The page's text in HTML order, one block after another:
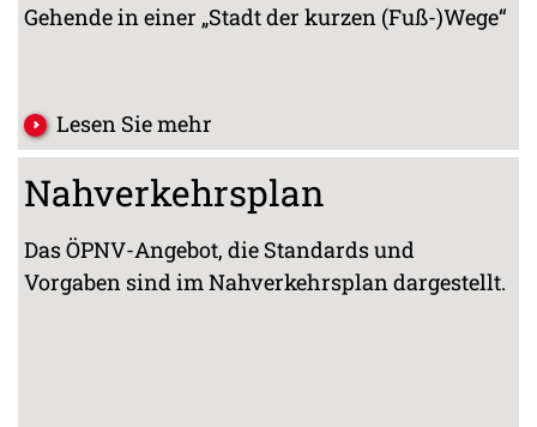
Gehende in einer „Stadt der kurzen (Fuß-)Wege“
Lesen Sie mehr
Nahverkehrsplan
Das ÖPNV-Angebot, die Standards und
Vorgaben sind im Nahverkehrsplan dargestellt.